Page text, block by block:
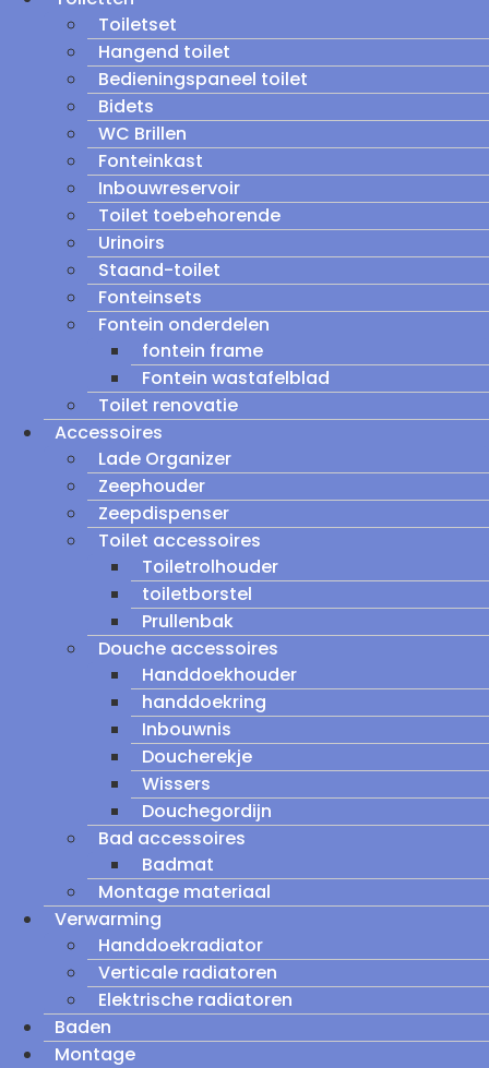
Toiletset
Hangend toilet
Bedieningspaneel toilet
Bidets
WC Brillen
Fonteinkast
Inbouwreservoir
Toilet toebehorende
Urinoirs
Staand-toilet
Fonteinsets
Fontein onderdelen
fontein frame
Fontein wastafelblad
Toilet renovatie
Accessoires
Lade Organizer
Zeephouder
Zeepdispenser
Toilet accessoires
Toiletrolhouder
toiletborstel
Prullenbak
Douche accessoires
Handdoekhouder
handdoekring
Inbouwnis
Doucherekje
Wissers
Douchegordijn
Bad accessoires
Badmat
Montage materiaal
Verwarming
Handdoekradiator
Verticale radiatoren
Elektrische radiatoren
Baden
Montage